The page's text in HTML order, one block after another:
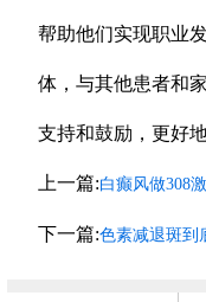
帮助他们实现职业
体，与其他患者和
支持和鼓励，更好
上一篇:白癫风做308
下一篇:色素减退斑到